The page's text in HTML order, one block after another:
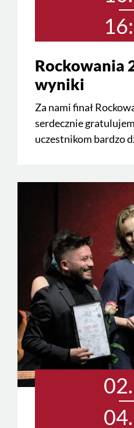
Rockowania
wyniki
Za nami finał
serdecznie
uczestnikom bardzo